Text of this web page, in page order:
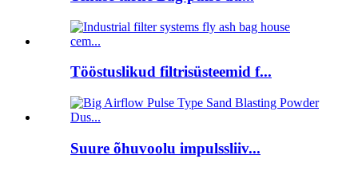
Tööstuslikud filtrisüsteemid f...
Suure õhuvoolu impulssliiv...